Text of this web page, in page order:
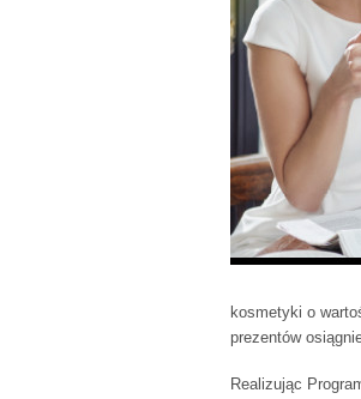
kosmetyki o
prezentów
Realizując